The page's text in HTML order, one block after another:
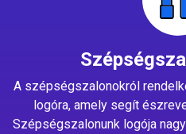
A szépségszalonokról
logóra, amely segít
Szépségszalonunk logója